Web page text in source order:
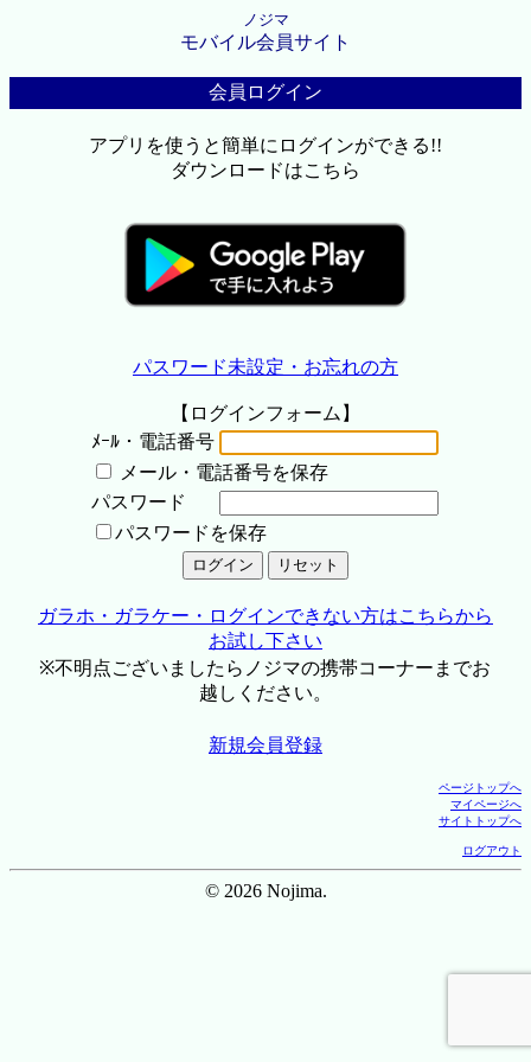
ノジマ
モバイル会員サイト
会員ログイン
アプリを使うと簡単にログインができる!!
ダウンロードはこちら
パスワード未設定・お忘れの方
【ログインフォーム】
ﾒｰﾙ・電話番号
メール・電話番号を保存
パスワード
パスワードを保存
ガラホ・ガラケー・ログインできない方はこちらから
お試し下さい
※不明点ございましたらノジマの携帯コーナーまでお
越しください。
新規会員登録
ページトップへ
マイページへ
サイトトップへ
ログアウト
© 2026 Nojima.